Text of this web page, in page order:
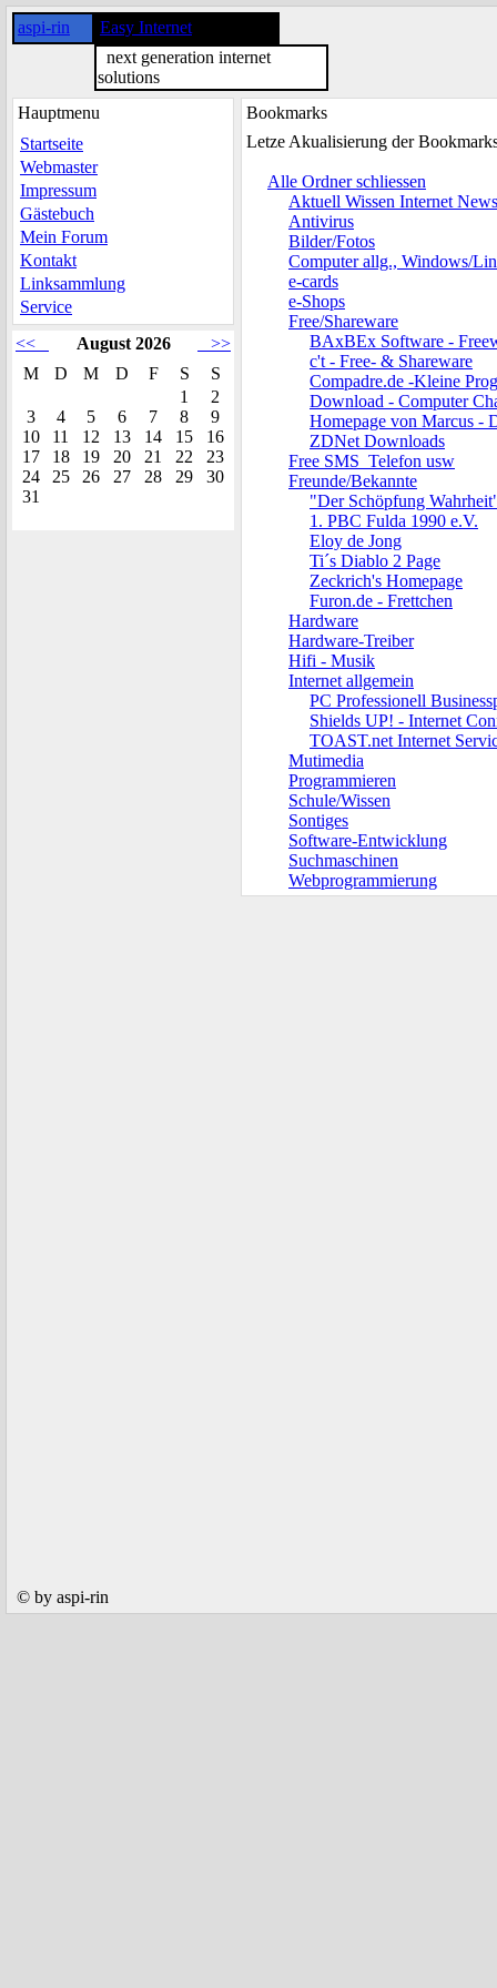
aspi-rin
Easy Internet
next generation internet
solutions
Hauptmenu
Startseite
Webmaster
Impressum
Gästebuch
Mein Forum
Kontakt
Linksammlung
Service
<<
August 2026
>>
M
D M D F S
S
1
2
3
4 5 6 7 8
9
10
11 12 13 14 15
16
17
18 19 20 21 22
23
24
25 26 27 28 29
30
31
Bookmarks
Letze Akualisierung der
Alle Ordner schliessen
Aktuell Wissen Internet News
Antivirus
Bilder/Fotos
Computer allg., Windows/
e-cards
e-Shops
Free/Shareware
BAxBEx Software -
c't - Free- & Shareware
Compadre.de -Kleine
Download - Computer
Homepage von Marcus -
ZDNet Downloads
Free SMS_Telefon usw
Freunde/Bekannte
"Der Schöpfung
1. PBC Fulda 1990 e.V.
Eloy de Jong
Ti´s Diablo 2 Page
Zeckrich's Homepage
Furon.de - Frettchen
Hardware
Hardware-Treiber
Hifi - Musik
Internet allgemein
PC Professionell
Shields UP! - Internet
TOAST.net Internet
Mutimedia
Programmieren
Schule/Wissen
Sontiges
Software-Entwicklung
Suchmaschinen
Webprogrammierung
© by aspi-rin